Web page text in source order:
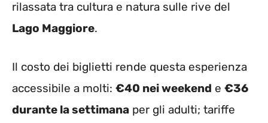
rilassata tra cultura e natura sulle rive del
Lago Maggiore.
Il costo dei biglietti rende questa esperienza
accessibile a molti: €40 nei weekend e €36
durante la settimana per gli adulti; tariffe